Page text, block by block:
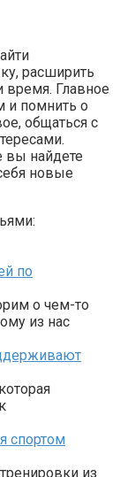
расширить
время. Главное
помнить о
общаться с
вы найдете
новые
по
о чем-то
из нас
спортом
из